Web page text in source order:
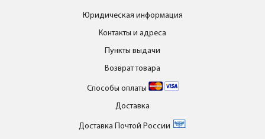
Юридическая информация
Контакты и адреса
Пункты выдачи
Возврат товара
Способы оплаты
Доставка
Доставка Почтой России